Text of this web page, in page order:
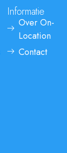
Informatie
Over On-
Location
Contact